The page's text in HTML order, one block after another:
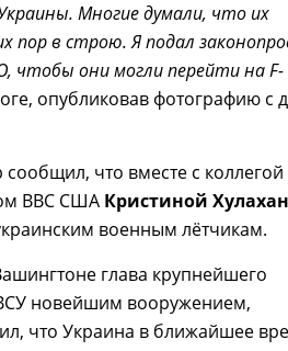
Многие думали, что их
пор в строю. Я подал
чтобы они могли перейти на F-
опубликовав фотографию с
что вместе с коллегой
ВВС США Кристиной Хулахан
военным лётчикам.
глава крупнейшего
новейшим вооружением,
что Украина в ближайшее